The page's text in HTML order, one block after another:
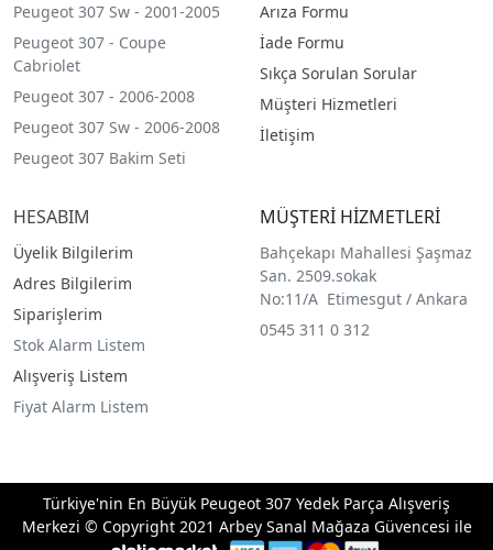
Peugeot 307 Sw - 2001-2005
Peugeot 307 - Coupe
Cabriolet
Peugeot 307 - 2006-2008
Peugeot 307 Sw - 2006-2008
Peugeot 307 Bakim Seti
Arıza Formu
İade Formu
Sıkça Sorulan Sorular
Müşteri Hizmetleri
İletişim
HESABIM
Üyelik Bilgilerim
Adres Bilgilerim
Siparişlerim
Stok Alarm Listem
Alışveriş Listem
Fiyat Alarm Listem
MÜŞTERİ HİZMETLERİ
Bahçekapı Mahallesi Şaşmaz
San. 2509.sokak
No:11/A Etimesgut / Ankara
0545 311 0 312
Türkiye'nin En Büyük Peugeot 307 Yedek Parça Alışveriş
Merkezi © Copyright 2021 Arbey Sanal Mağaza Güvencesi ile